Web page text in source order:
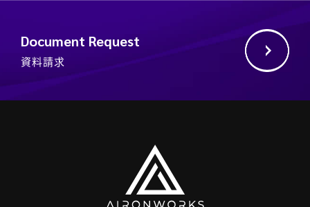
Document Request
資料請求